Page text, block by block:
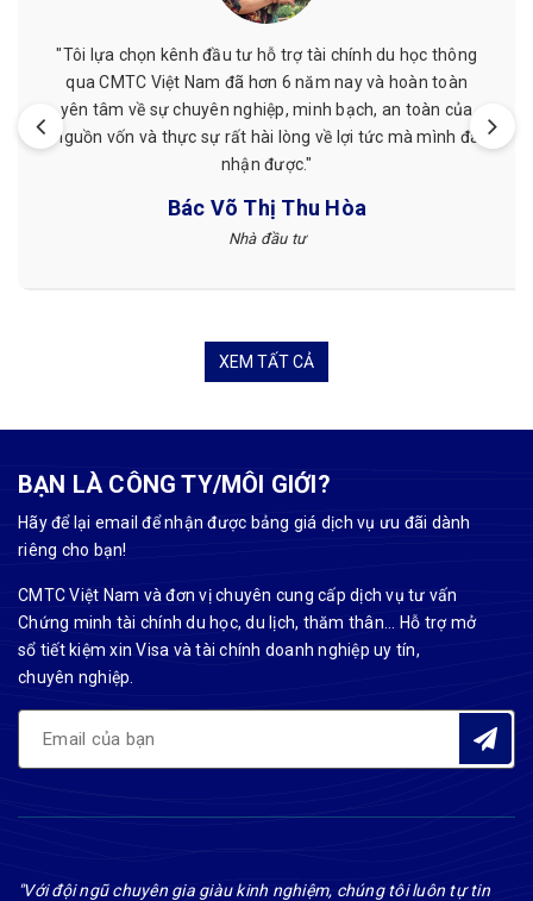
"Mình đã từng được hỗ trợ chứng minh tài chính ở đây,
giá cả phải chăng, nhân viên nhiệt tình, làm việc đúng
hẹn. Mình đã từng làm ở nơi khác nhưng sau khi làm với
CMTC Việt Nam mình thấy hài lòng hơn."
Tuyết Nguyễn
Khách hàng
XEM TẤT CẢ
BẠN LÀ CÔNG TY/MÔI GIỚI?
Hãy để lại email để nhận được bảng giá dịch vụ ưu đãi dành
riêng cho bạn!
CMTC Việt Nam và đơn vị chuyên cung cấp dịch vụ tư vấn
Chứng minh tài chính du học, du lịch, thăm thân... Hỗ trợ mở
sổ tiết kiệm xin Visa và tài chính doanh nghiệp uy tín,
chuyên nghiệp.
"Với đội ngũ chuyên gia giàu kinh nghiệm, chúng tôi luôn tự tin